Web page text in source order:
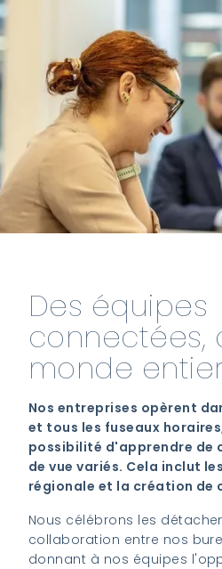
Des équipes
connectées,
monde
Nos entreprises opèrent
et tous les fuseaux
possibilité d'apprendre de
de vue variés. Cela inclut
régionale et la création de
Nous célébrons les
collaboration entre nos
donnant à nos équipes